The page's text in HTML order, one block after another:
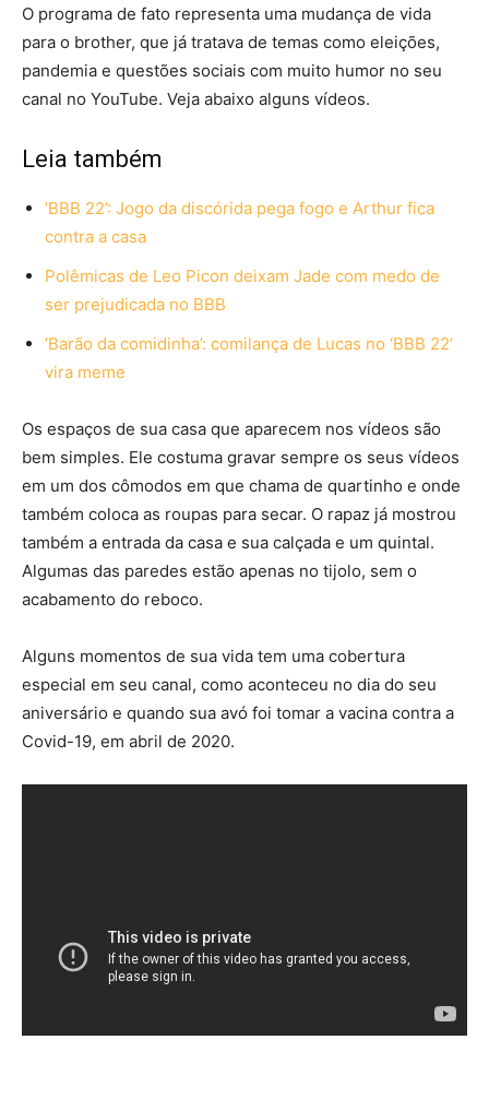
O programa de fato representa uma mudança de vida
para o brother, que já tratava de temas como eleições,
pandemia e questões sociais com muito humor no seu
canal no YouTube. Veja abaixo alguns vídeos.
Leia também
‘BBB 22’: Jogo da discórida pega fogo e Arthur fica
contra a casa
Polêmicas de Leo Picon deixam Jade com medo de
ser prejudicada no BBB
‘Barão da comidinha’: comilança de Lucas no ‘BBB 22’
vira meme
Os espaços de sua casa que aparecem nos vídeos são
bem simples. Ele costuma gravar sempre os seus vídeos
em um dos cômodos em que chama de quartinho e onde
também coloca as roupas para secar. O rapaz já mostrou
também a entrada da casa e sua calçada e um quintal.
Algumas das paredes estão apenas no tijolo, sem o
acabamento do reboco.
Alguns momentos de sua vida tem uma cobertura
especial em seu canal, como aconteceu no dia do seu
aniversário e quando sua avó foi tomar a vacina contra a
Covid-19, em abril de 2020.